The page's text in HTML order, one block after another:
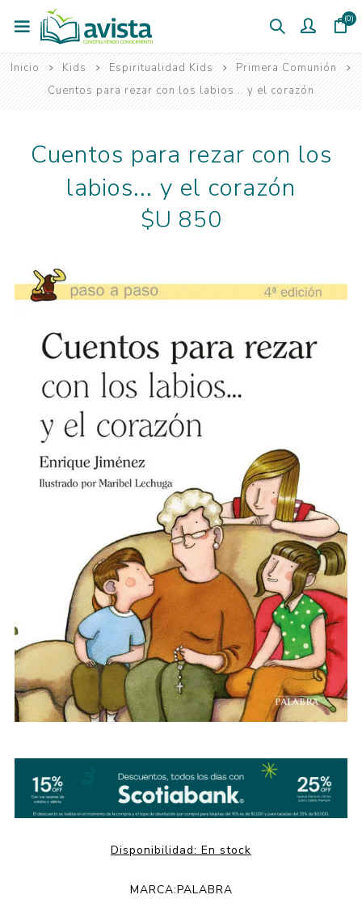
(0)
Inicio Kids Espiritualidad Kids
Primera Comunión
Cuentos para rezar con los labios... y el corazón
Cuentos para rezar con los
labios... y el corazón
$U 850
Disponibilidad: En stock
MARCA:PALABRA